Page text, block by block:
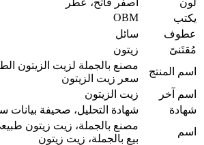
لون
أصفر فاتح، عطر
يكتب
OBM
عطوف
سائل
مُقتَنىً
زيتون
اسم المنتج
مصنع بالجملة لزيت الزيتون
سعر زيت الزيتون
اسم آخر
زيت الزيتون
شهادة
شهادة التحليل، صحيفة بيانات
اسم
مصنع بالجملة، زيت زيتون
بيع بالجملة، زيت زيتون